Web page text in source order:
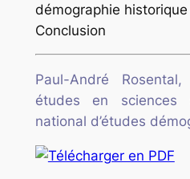
démographie historique
Conclusion
Paul-André Rosental,
études en sciences
national d’études